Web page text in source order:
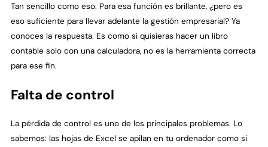
Tan sencillo como eso. Para esa función es brillante, ¿pero es
eso suficiente para llevar adelante la gestión empresarial? Ya
conoces la respuesta. Es como si quisieras hacer un libro
contable solo con una calculadora, no es la herramienta correcta
para ese fin.
Falta de control
La pérdida de control es uno de los principales problemas. Lo
sabemos: las hojas de Excel se apilan en tu ordenador como si